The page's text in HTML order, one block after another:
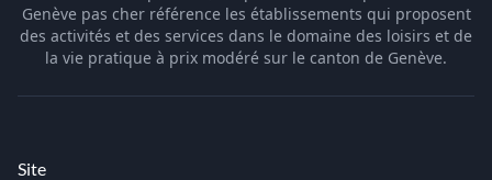
Genève pas cher référence les établissements qui proposent
des activités et des services dans le domaine des loisirs et de
la vie pratique à prix modéré sur le canton de Genève.
Site